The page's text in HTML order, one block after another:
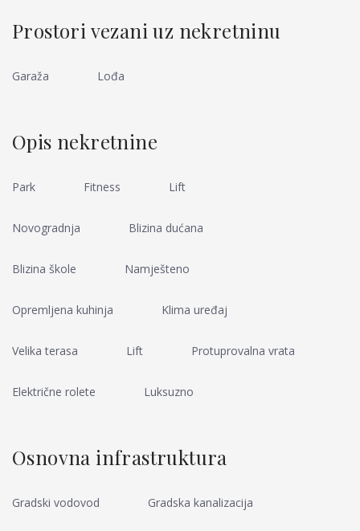
Prostori vezani uz nekretninu
Garaža Lođa
Opis nekretnine
Park Fitness Lift
Novogradnja Blizina dućana
Blizina škole Namješteno
Opremljena kuhinja Klima uređaj
Velika terasa Lift Protuprovalna vrata
Električne rolete Luksuzno
Osnovna infrastruktura
Gradski vodovod Gradska kanalizacija